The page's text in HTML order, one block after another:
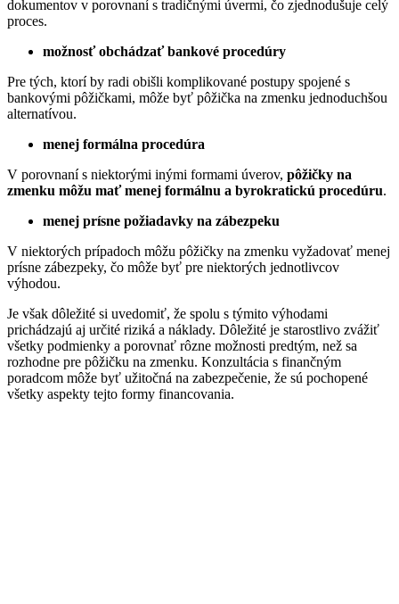
dokumentov v porovnaní s tradičnými úvermi, čo zjednodušuje celý
proces.
možnosť obchádzať bankové procedúry
Pre tých, ktorí by radi obišli komplikované postupy spojené s
bankovými pôžičkami, môže byť pôžička na zmenku jednoduchšou
alternatívou.
menej formálna procedúra
V porovnaní s niektorými inými formami úverov, pôžičky na
zmenku môžu mať menej formálnu a byrokratickú procedúru.
menej prísne požiadavky na zábezpeku
V niektorých prípadoch môžu pôžičky na zmenku vyžadovať menej
prísne zábezpeky, čo môže byť pre niektorých jednotlivcov
výhodou.
Je však dôležité si uvedomiť, že spolu s týmito výhodami
prichádzajú aj určité riziká a náklady. Dôležité je starostlivo zvážiť
všetky podmienky a porovnať rôzne možnosti predtým, než sa
rozhodne pre pôžičku na zmenku. Konzultácia s finančným
poradcom môže byť užitočná na zabezpečenie, že sú pochopené
všetky aspekty tejto formy financovania.